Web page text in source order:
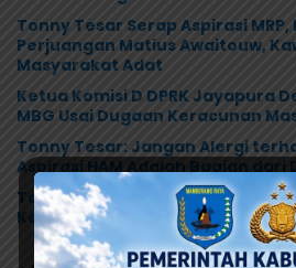
Tonny Tesar Serap Aspirasi
Perjuangan Matius Awaitouw,
Masyarakat Adat
Ketua Komisi D DPRK Jayapura
MBG Usai Dugaan Keracunan
Tonny Tesar: Jangan Alergi
Aspirasi HAM Adalah Bagian dari
Tonny Tesar dan BPIP RI
Kebijakan Pancasila di Jayapura